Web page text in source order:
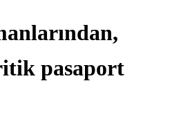
pasaport